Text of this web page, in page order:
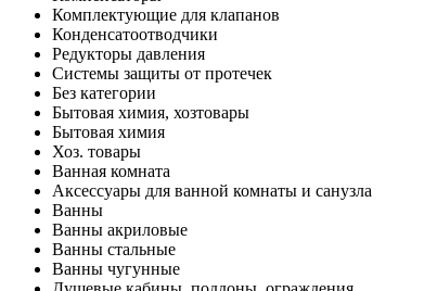
Комплектующие для клапанов
Конденсатоотводчики
Редукторы давления
Системы защиты от протечек
Без категории
Бытовая химия, хозтовары
Бытовая химия
Хоз. товары
Ванная комната
Аксессуары для ванной комнаты и санузла
Ванны
Ванны акриловые
Ванны стальные
Ванны чугунные